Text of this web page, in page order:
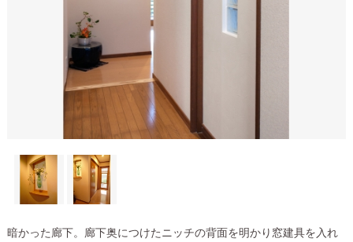
暗かった廊下。廊下奥につけたニッチの背面を明かり窓建具を入れ